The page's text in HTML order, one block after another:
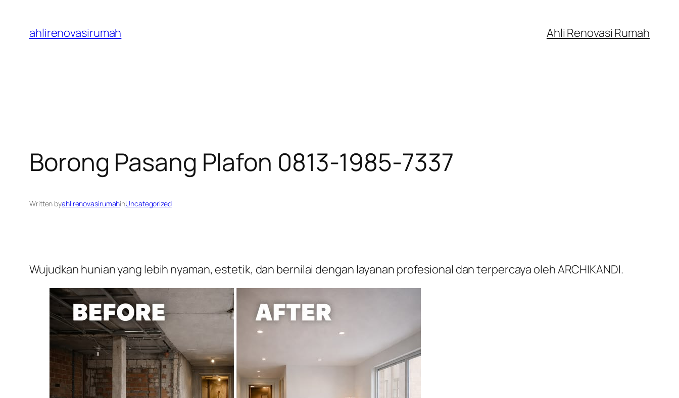
content
ahlirenovasirumah Ahli Renovasi Rumah
Borong Pasang Plafon 0813-1985-7337
Written byahlirenovasirumahinUncategorized
Wujudkan hunian yang lebih nyaman, estetik, dan bernilai dengan layanan profesional dan terpercaya oleh ARCHIKANDI.